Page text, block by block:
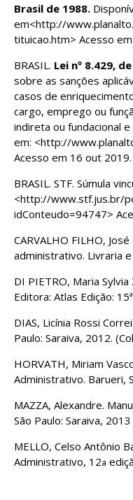
Brasil de 1988.
em<http://
tituicao.htm> Acesso
BRASIL. Lei nº 8.429,
sobre as sanções
casos de
cargo, emprego ou
indireta ou fundacional
em: <http://
Acesso em 16 out 2019.
BRASIL. STF. Súmula
<http://www.stf.jus.br/
idConteudo=94747>
CARVALHO FILHO,
administrativo. Livraria
DI PIETRO, Maria Sylvia
Editora: Atlas Edição:
DIAS, Licínia Rossi
Paulo: Saraiva, 2012.
HORVATH, Miriam
Administrativo. Barueri,
MAZZA, Alexandre.
São Paulo: Saraiva, 2013
MELLO, Celso Antônio
Administrativo, 12a